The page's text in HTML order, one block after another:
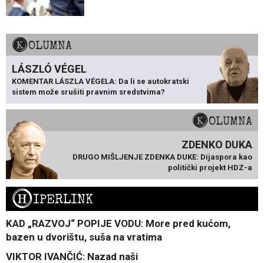
KOLUMNA
LÁSZLÓ VÉGEL
KOMENTAR LÁSZLA VÉGELA: Da li se autokratski
sistem može srušiti pravnim sredstvima?
KOLUMNA
ZDENKO DUKA
DRUGO MIŠLJENJE ZDENKA DUKE: Dijaspora kao
politički projekt HDZ-a
HIPERLINK
KAD „RAZVOJ“ POPIJE VODU: More pred kućom,
bazen u dvorištu, suša na vratima
VIKTOR IVANČIĆ: Nazad naši